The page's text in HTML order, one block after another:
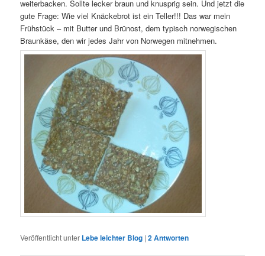
weiterbacken. Sollte lecker braun und knusprig sein. Und jetzt die
gute Frage: Wie viel Knäckebrot ist ein Teller!!! Das war mein
Frühstück – mit Butter und Brünost, dem typisch norwegischen
Braunkäse, den wir jedes Jahr von Norwegen mitnehmen.
Veröffentlicht unter Lebe leichter Blog |2Antworten